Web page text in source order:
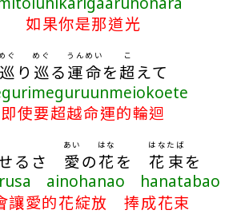
如果你是那道光
巡
ぐ
り 巡
めぐ
る運命
うんめい
を超
こ
えて
即使要超越命運的輪迴
るさ 愛
あい
の花
はな
を 花
はな
束
たば
を
ainohanao hanatabao
讓愛的花綻放 捧成花束